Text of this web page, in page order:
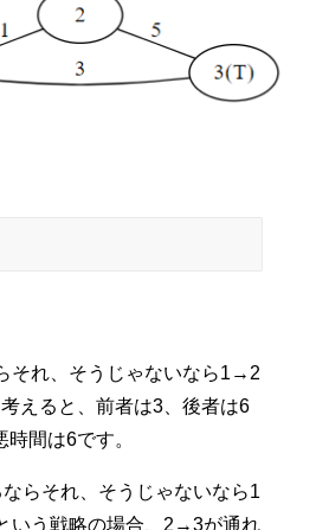
それ、そうじゃないなら1→2
えると、前者は3、後者は6
間は6です。
らそれ、そうじゃないなら1
いう戦略の場合、2→3が通れ